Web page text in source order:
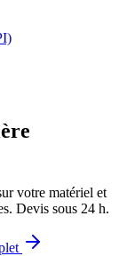
votre matériel et
Devis sous 24 h.